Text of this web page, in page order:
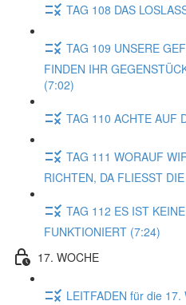
TAG 108 DAS
TAG 109 UNSERE
FINDEN IHR
(7:02)
TAG 110 ACHTE AUF
TAG 111 WORAUF
RICHTEN, DA FLIESST
TAG 112 ES IST
FUNKTIONIERT (7:24)
17. WOCHE
LEITFADEN für die